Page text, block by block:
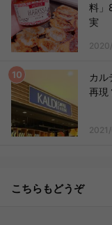
料」
実
カル
再現
こちらもどうぞ